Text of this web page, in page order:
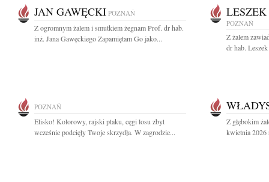
JAN GAWĘCKI POZNAŃ
Z ogromnym żalem i smutkiem żegnam Prof. dr hab.
inż. Jana Gawęckiego Zapamiętam Go jako...
POZNAŃ
Z żalem
dr hab.
POZNAŃ
Elisko! Kolorowy, rajski ptaku, cęgi losu zbyt
wcześnie podcięły Twoje skrzydła. W zagrodzie...
Z głębokim
kwietnia 2026